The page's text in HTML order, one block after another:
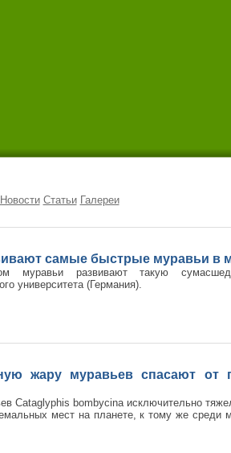
Новости Статьи Галереи
самые быстрые муравьи в
муравьи развивают такую
университета (Германия).
жару муравьев спасают от
Cataglyphis bombycina исключительно
мест на планете, к тому же среди